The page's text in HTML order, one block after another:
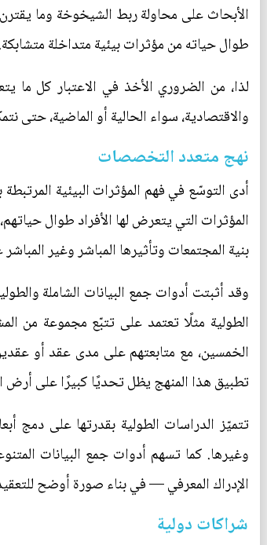
الأبحاث على محاولة ربط الشيخوخة وما
طوال حياته من مؤثرات بيئية متداخلة
لذا، من الضروري الأخذ في الاعتبار كل ما
والاقتصادية، سواء الحالية أو الماضية، حتى
نهج متعدد التخصصات
أدى التوسّع في فهم المؤثرات البيئية
المؤثرات التي يتعرض لها الأفراد طوال
بنية المجتمعات وتأثيرها المباشر وغير
وقد أثبتت أدوات جمع البيانات الشاملة
الطولية مثلًا تعتمد على تتبّع مجموعة من
الخمسين، مع متابعتهم على مدى عقد أو عقدين
تطبيق هذا المنهج يظل تحديًا كبيرًا على أرض
تتميّز الدراسات الطولية بقدرتها على دمج
وغيرها. كما تسهم أدوات جمع البيانات
الإدراك المعرفي — في بناء صورة أوضح
شراكات دولية